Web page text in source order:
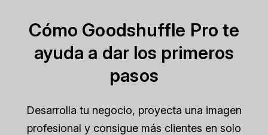
Cómo Goodshuffle Pro te
ayuda a dar los primeros
pasos
Desarrolla tu negocio, proyecta una imagen
profesional y consigue más clientes en solo